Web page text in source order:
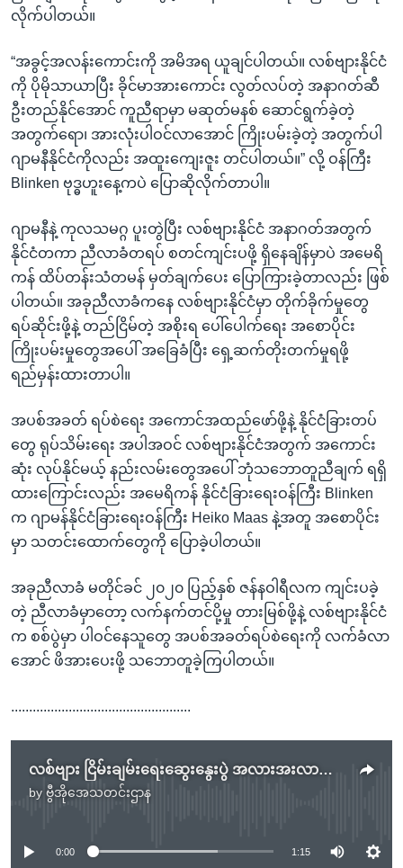
လိုက်ပါတယ်။
“အခွင့်အလန်းကောင်းကို အမိအရ ယူချင်ပါတယ်။ လစ်ဗျားနိုင်ငံ
ကို ပိုမိုသာယာပြီး ခိုင်မာအားကောင်း လွတ်လပ်တဲ့ အနာဂတ်ဆီ
ဦးတည်နိုင်အောင် ကူညီရာမှာ မဆုတ်မနစ် ဆောင်ရွက်ခဲ့တဲ့
အတွက်ရော၊ အားလုံးပါဝင်လာအောင် ကြိုးပမ်းခဲ့တဲ့ အတွက်ပါ
ဂျာမနီနိုင်ငံကိုလည်း အထူးကျေးဇူး တင်ပါတယ်။” လို့ ဝန်ကြီး
Blinken ဗုဒ္ဓဟူးနေ့ကပဲ ပြောဆိုလိုက်တာပါ။
ဂျာမနီနဲ့ ကုလသမဂ္ဂ ပူးတွဲပြီး လစ်ဗျားနိုင်ငံ အနာဂတ်အတွက်
နိုင်ငံတကာ ညီလာခံတရပ် စတင်ကျင်းပဖို့ ရှိနေချိန်မှာပဲ အမေရိ
ကန် ထိပ်တန်းသံတမန် မှတ်ချက်ပေး ပြောကြားခဲ့တာလည်း ဖြစ်
ပါတယ်။ အခုညီလာခံကနေ လစ်ဗျားနိုင်ငံမှာ တိုက်ခိုက်မှုတွေ
ရပ်ဆိုင်းဖို့နဲ့ တည်ငြိမ်တဲ့ အစိုးရ ပေါ်ပေါက်ရေး အစောပိုင်း
ကြိုးပမ်းမှုတွေအပေါ် အခြေခံပြီး ရှေ့ဆက်တိုးတက်မှုရဖို့
ရည်မှန်းထားတာပါ။
အပစ်အခတ် ရပ်စဲရေး အကောင်အထည်ဖော်ဖို့နဲ့ နိုင်ငံခြားတပ်
တွေ ရုပ်သိမ်းရေး အပါအဝင် လစ်ဗျားနိုင်ငံအတွက် အကောင်း
ဆုံး လုပ်နိုင်မယ့် နည်းလမ်းတွေအပေါ် ဘုံသဘောတူညီချက် ရရှိ
ထားကြောင်းလည်း အမေရိကန် နိုင်ငံခြားရေးဝန်ကြီး Blinken
က ဂျာမန်နိုင်ငံခြားရေးဝန်ကြီး Heiko Maas နဲ့အတူ အစောပိုင်း
မှာ သတင်းထောက်တွေကို ပြောခဲ့ပါတယ်။
အခုညီလာခံ မတိုင်ခင် ၂၀၂၀ ပြည့်နှစ် ဇန်နဝါရီလက ကျင်းပခဲ့
တဲ့ ညီလာခံမှာတော့ လက်နက်တင်ပို့မှု တားမြစ်ဖို့နဲ့ လစ်ဗျားနိုင်ငံ
က စစ်ပွဲမှာ ပါဝင်နေသူတွေ အပစ်အခတ်ရပ်စဲရေးကို လက်ခံလာ
အောင် ဖိအားပေးဖို့ သဘောတူခဲ့ကြပါတယ်။
..................................................
လစ်ဗျား ငြိမ်းချမ်းရေးဆွေးနွေးပွဲ အလားအးလာကောင်း
by ဗွီအိုအေသတင်းဌာန
No media source currently available
0:00 1:15